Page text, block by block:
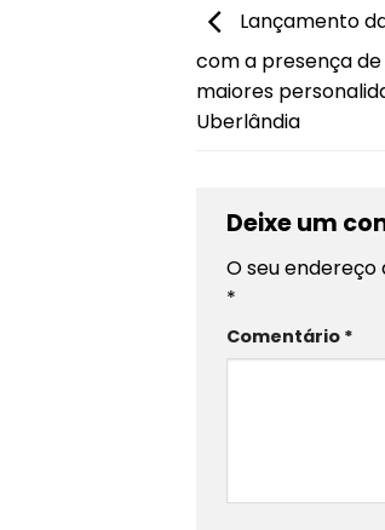
Lançamento
com a presença
maiores
Uberlândia
Deixe um
O seu
*
Comentário *